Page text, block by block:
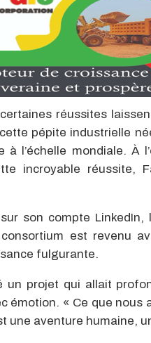
réussites
pépite industrielle
à l’échelle mondiale. À
incroyable réussite,
son compte
est revenu
fulgurante.
un projet qui allait
émotion. « Ce que nous
une aventure humaine,